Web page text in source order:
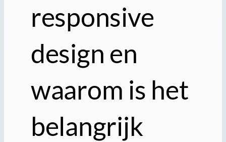
responsive
design en
waarom is het
belangrijk